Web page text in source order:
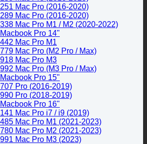
Mac Pro (2016-2020)
Mac Pro (2016-2020)
Mac Pro M1 / M2 (2020-2022)
Macbook Pro 14"
Mac Pro M1
Mac Pro (M2 Pro / Max)
Mac Pro M3
Mac Pro (M3 Pro / Max)
Macbook Pro 15"
Pro (2016-2019)
Pro (2018-2019)
Macbook Pro 16"
Mac Pro i7 / i9 (2019)
Mac Pro M1 (2021-2023)
Mac Pro M2 (2021-2023)
Mac Pro M3 (2023)